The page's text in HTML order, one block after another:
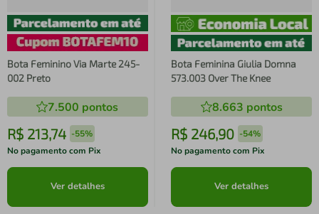
Bota Feminino Via Marte 245-
002 Preto
7.500 pontos
R$ 213,74 -55%
No pagamento com Pix
Ver detalhes
Bota Feminina Giulia Domna
573.003 Over The Knee
8.663 pontos
R$ 246,90 -54%
No pagamento com Pix
Ver detalhes